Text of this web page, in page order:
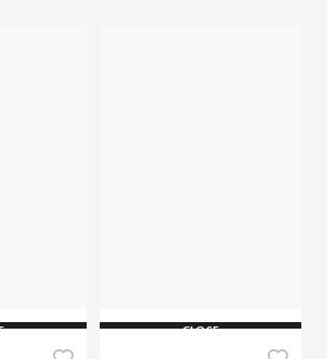
CLOSE